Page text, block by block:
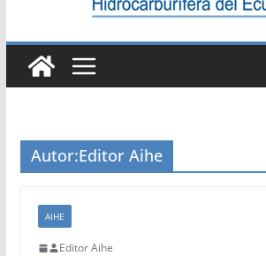
Autor:Editor Aihe
AIHE
Editor Aihe